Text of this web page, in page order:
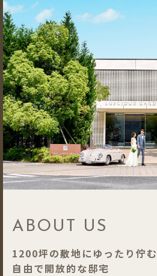
ABOUT US
1200坪の敷地にゆったり佇む
自由で開放的な邸宅